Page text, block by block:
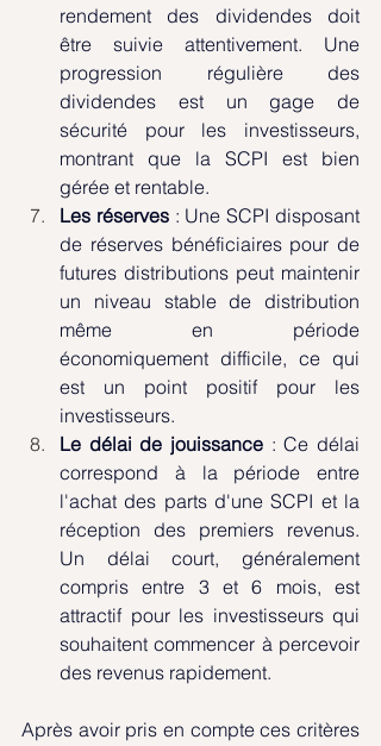
rendement des dividendes doit
être suivie attentivement. Une
progression régulière des
dividendes est un gage de
sécurité pour les investisseurs,
montrant que la SCPI est bien
gérée et rentable.
Les réserves : Une SCPI disposant
de réserves bénéficiaires pour de
futures distributions peut maintenir
un niveau stable de distribution
même en période
économiquement difficile, ce qui
est un point positif pour les
investisseurs.
Le délai de jouissance : Ce délai
correspond à la période entre
l'achat des parts d'une SCPI et la
réception des premiers revenus.
Un délai court, généralement
compris entre 3 et 6 mois, est
attractif pour les investisseurs qui
souhaitent commencer à percevoir
des revenus rapidement.
Après avoir pris en compte ces critères